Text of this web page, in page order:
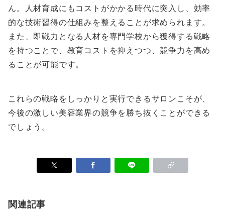
ん。人材育成にもコストがかかる時代に突入し、効率
的な技術習得の仕組みを整えることが求められます。
また、即戦力となる人材を専門学校から獲得する戦略
を持つことで、教育コストを抑えつつ、競争力を高め
ることが可能です。
これらの戦略をしっかりと実行できるサロンこそが、
今後の激しい美容業界の競争を勝ち抜くことができる
でしょう。
関連記事